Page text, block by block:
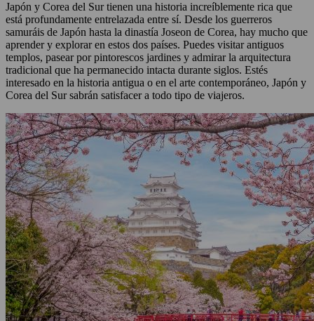
Japón y Corea del Sur tienen una historia increíblemente rica que
está profundamente entrelazada entre sí. Desde los guerreros
samuráis de Japón hasta la dinastía Joseon de Corea, hay mucho que
aprender y explorar en estos dos países. Puedes visitar antiguos
templos, pasear por pintorescos jardines y admirar la arquitectura
tradicional que ha permanecido intacta durante siglos. Estés
interesado en la historia antigua o en el arte contemporáneo, Japón y
Corea del Sur sabrán satisfacer a todo tipo de viajeros.